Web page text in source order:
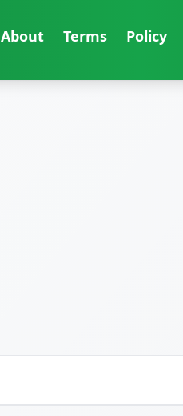
About Terms Policy